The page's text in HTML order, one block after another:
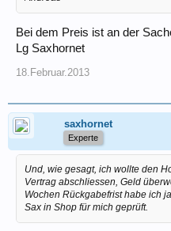
Bei dem Preis ist an der
Lg Saxhornet
18.Februar.2013
saxhornet
Experte
Und, wie gesagt, ich wollte den
Vertrag abschliessen, Geld
Wochen Rückgabefrist habe ich
Sax in Shop für mich geprüft.